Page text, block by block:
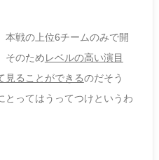
本戦の上位6チームのみで開
そのためレベルの高い演目
見ることができるのだそう
とってはうってつけというわ